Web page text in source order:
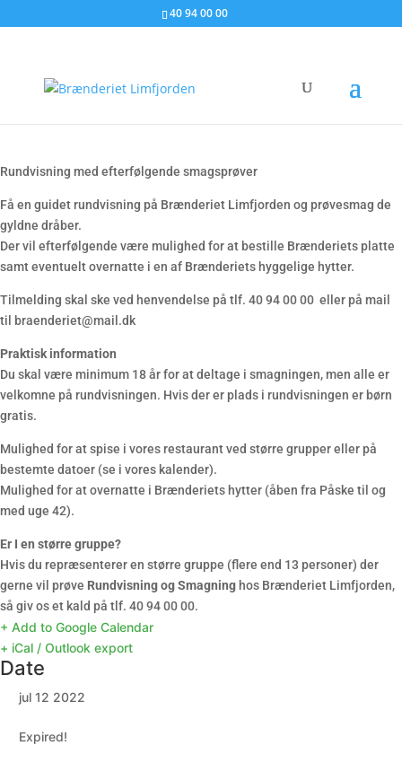
40 94 00 00
Rundvisning med smagsprøver
Rundvisning med efterfølgende smagsprøver
Få en guidet rundvisning på Brænderiet Limfjorden og prøvesmag de
gyldne dråber.
Der vil efterfølgende være mulighed for at bestille Brænderiets platte
samt eventuelt overnatte i en af Brænderiets hyggelige hytter.
Tilmelding skal ske ved henvendelse på tlf. 40 94 00 00 eller på mail
til braenderiet@mail.dk
Praktisk information
Du skal være minimum 18 år for at deltage i smagningen, men alle er
velkomne på rundvisningen. Hvis der er plads i rundvisningen er børn
gratis.
Mulighed for at spise i vores restaurant ved større grupper eller på
bestemte datoer (se i vores kalender).
Mulighed for at overnatte i Brænderiets hytter (åben fra Påske til og
med uge 42).
Er I en større gruppe?
Hvis du repræsenterer en større gruppe (flere end 13 personer) der
gerne vil prøve Rundvisning og Smagning hos Brænderiet Limfjorden,
så giv os et kald på tlf. 40 94 00 00.
+ Add to Google Calendar
+ iCal / Outlook export
Date
jul 12 2022
Expired!